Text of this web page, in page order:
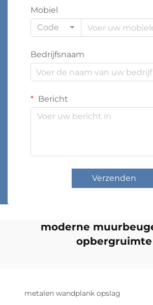
Mobiel
Code
Bedrijfsnaam
Bericht
Verzenden
moderne
opbergruimte
metalen wandplank opslag